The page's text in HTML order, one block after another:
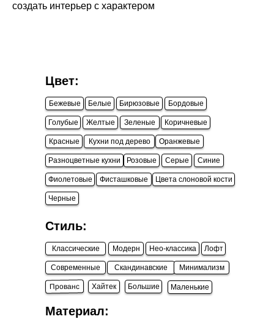
создать интерьер с характером
Бежевые Белые Бирюзовые Бордовые
Голубые Желтые Зеленые Коричневые
Красные Кухни под дерево Оранжевые
Разноцветные кухни Розовые Серые Синие
Фиолетовые Фисташковые Цвета слоновой кости
Черные
Классические Лофт
Модерн Нео-классика
Современные Скандинавские
Цвет:
Стиль:
Материал:
Хайтек
Прованс
Минимализм
Большие Маленькие